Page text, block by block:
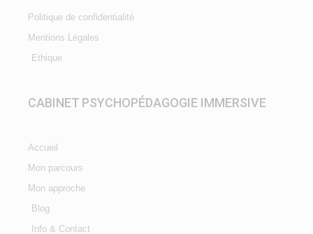
Politique de confidentialité
Mentions Légales
Ethique
CABINET PSYCHOPÉDAGOGIE IMMERSIVE
Accueil
Mon parcours
Mon approche
Blog
Info & Contact